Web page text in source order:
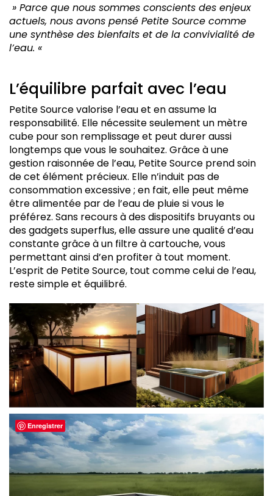
» Parce que nous sommes conscients des enjeux
actuels, nous avons pensé Petite Source comme
une synthèse des bienfaits et de la convivialité de
l’eau. «
L’équilibre parfait avec l’eau
Petite Source valorise l’eau et en assume la
responsabilité. Elle nécessite seulement un mètre
cube pour son remplissage et peut durer aussi
longtemps que vous le souhaitez. Grâce à une
gestion raisonnée de l’eau, Petite Source prend soin
de cet élément précieux. Elle n’induit pas de
consommation excessive ; en fait, elle peut même
être alimentée par de l’eau de pluie si vous le
préférez. Sans recours à des dispositifs bruyants ou
des gadgets superflus, elle assure une qualité d’eau
constante grâce à un filtre à cartouche, vous
permettant ainsi d’en profiter à tout moment.
L’esprit de Petite Source, tout comme celui de l’eau,
reste simple et équilibré.
Enregistrer